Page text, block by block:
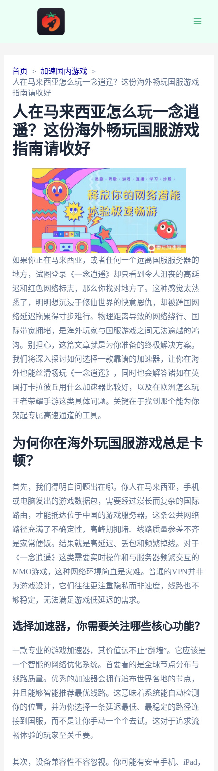
首页
加速国内游戏
人在马来西亚怎么玩一念逍遥？这份海外畅玩国服游戏
指南请收好
人在马来西亚怎么玩一念逍
遥？这份海外畅玩国服游戏
指南请收好
如果你正在马来西亚，或者任何一个远离国服服务器的
地方，试图登录《一念逍遥》却只看到令人沮丧的高延
迟和红色网络标志，那么你找对地方了。这种感觉太熟
悉了，明明想沉浸于修仙世界的快意恩仇，却被跨国网
络延迟拖累得寸步难行。物理距离导致的网络绕行、国
际带宽拥堵，是海外玩家与国服游戏之间无法逾越的鸿
沟。别担心，这篇文章就是为你准备的终极解决方案。
我们将深入探讨如何选择一款靠谱的加速器，让你在海
外也能丝滑畅玩《一念逍遥》，同时也会解答诸如在英
国打卡拉彼丘用什么加速器比较好，以及在欧洲怎么玩
王者荣耀手游这类具体问题。关键在于找到那个能为你
架起专属高速通道的工具。
为何你在海外玩国服游戏总是卡
顿？
首先，我们得明白问题出在哪。你人在马来西亚，手机
或电脑发出的游戏数据包，需要经过漫长而复杂的国际
路由，才能抵达位于中国的游戏服务器。这条公共网络
路径充满了不确定性，高峰期拥堵、线路质量参差不齐
是家常便饭。结果就是高延迟、丢包和频繁掉线。对于
《一念逍遥》这类需要实时操作和与服务器频繁交互的
MMO游戏，这种网络环境简直是灾难。普通的VPN并非
为游戏设计，它们往往更注重隐私而非速度，线路也不
够稳定，无法满足游戏低延迟的需求。
选择加速器，你需要关注哪些核心功能？
一款专业的游戏加速器，其价值远不止“翻墙”。它应该是
一个智能的网络优化系统。首要看的是全球节点分布与
线路质量。优秀的加速器会拥有遍布世界各地的节点，
并且能够智能推荐最优线路。这意味着系统能自动检测
你的位置，并为你选择一条延迟最低、最稳定的路径连
接到国服，而不是让你手动一个个去试。这对于追求流
畅体验的玩家至关重要。
其次，设备兼容性不容忽视。你可能有安卓手机、iPad，